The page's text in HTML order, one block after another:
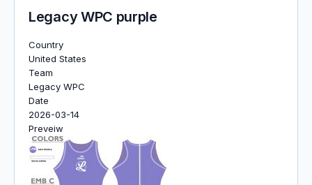
Legacy WPC purple
Country
United States
Team
Legacy WPC
Date
2026-03-14
Preveiw